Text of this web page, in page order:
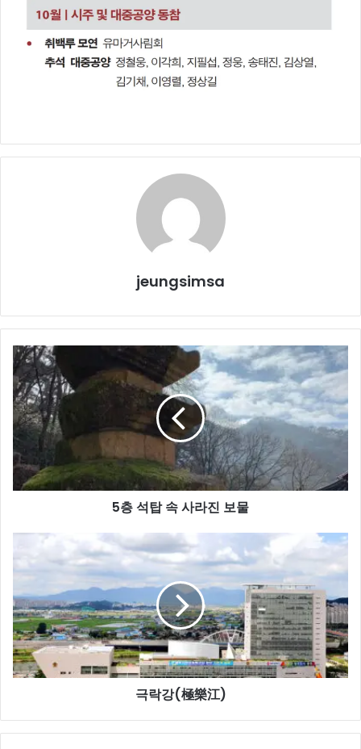
jeungsimsa
5
층
석
탑
속
사
라
진
보
5층 석탑 속 사라진 보물
락
강
(極
樂
江)
극락강(極樂江)